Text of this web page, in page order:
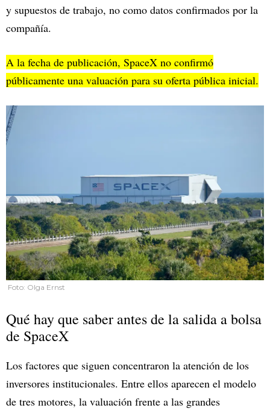
y supuestos de trabajo, no como datos confirmados por la
compañía.
A la fecha de publicación, SpaceX no confirmó
públicamente una valuación para su oferta pública inicial.
Foto: Olga Ernst
Qué hay que saber antes de la salida a bolsa
de SpaceX
Los factores que siguen concentraron la atención de los
inversores institucionales. Entre ellos aparecen el modelo
de tres motores, la valuación frente a las grandes